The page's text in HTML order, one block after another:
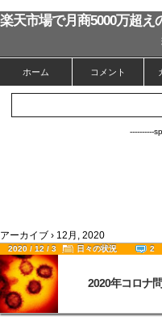
楽天市場で月商5000万超え
ホーム コメント
----------
アーカイブ › 12月, 2020
2020 / 12 / 3 日々の状況 2
2020年コロナ